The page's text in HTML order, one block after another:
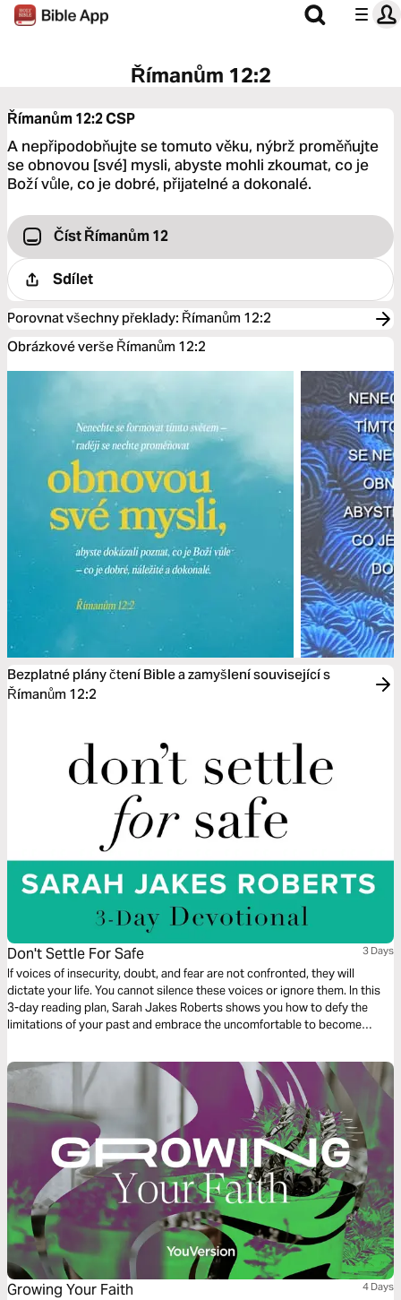
Římanům 12:2
Římanům 12:2CSP
A nepřipodobňujte se tomuto věku, nýbrž proměňujte
se obnovou [své] mysli, abyste mohli zkoumat, co je
Boží vůle, co je dobré, přijatelné a dokonalé.
Číst Římanům 12
Sdílet
Porovnat všechny překlady: Římanům 12:2
Obrázkové verše Římanům 12:2
Bezplatné plány čtení Bible a zamyšlení související s
Římanům 12:2
Don't Settle For Safe 3 Days
If voices of insecurity, doubt, and fear are not confronted, they will
dictate your life. You cannot silence these voices or ignore them. In this
3-day reading plan, Sarah Jakes Roberts shows you how to defy the
limitations of your past and embrace the uncomfortable to become
Growing Your Faith 4 Days